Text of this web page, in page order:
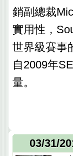
銷副總裁
實用性，
世界級賽事
自2009年
量。
03/31/